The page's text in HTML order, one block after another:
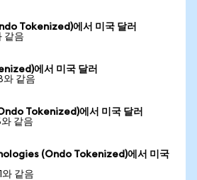
Tokenized)에서 미국 달러
같음
에서 미국 달러
와 같음
Tokenized)에서 미국 달러
같음
(Ondo Tokenized)에서 미국
와 같음